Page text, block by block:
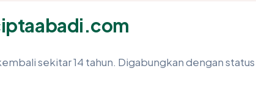
sekitar 14 tahun. Digabungkan dengan